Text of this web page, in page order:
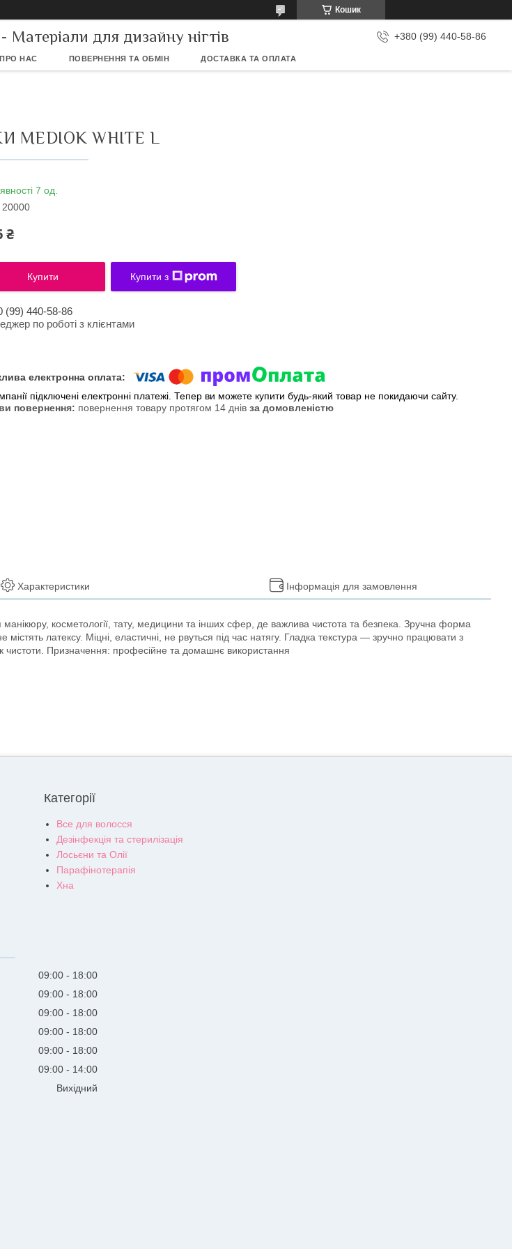
Кошик
Матеріали для дизайну нігтів +380 (99) 440-58-86
ПРО НАС ПОВЕРНЕННЯ ТА ОБМІН ДОСТАВКА ТА ОПЛАТА
MEDIOK WHITE L
7 од.
20000
₴
Купити Купити з
(99) 440-58-86
по роботі з клієнтами
підключені електронні платежі. Тепер ви можете купити будь-який товар не покидаючи сайту.
повернення товару протягом 14 днів за домовленістю
Характеристики Інформація для замовлення
манікюру, косметології, тату, медицини та інших сфер, де важлива чистота та безпека. Зручна форма
латексу. Міцні, еластичні, не рвуться під час натягу. Гладка текстура — зручно працювати з
чистоти. Призначення: професійне та домашнє використання
Категорії
Все для волосся
Дезінфекція та стерилізація
Лосьєни та Олії
Парафінотерапія
Хна
09:00
18:00
09:00
18:00
09:00
18:00
09:00
18:00
09:00
18:00
09:00
14:00
Вихідний